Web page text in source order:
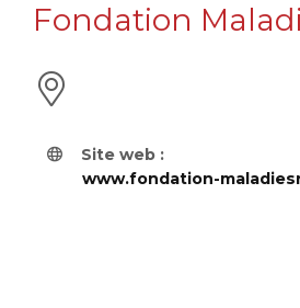
Fondation
Site web :
www.fondation-